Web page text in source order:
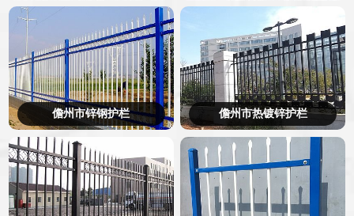
儋州市锌钢护栏 儋州市热镀锌护栏